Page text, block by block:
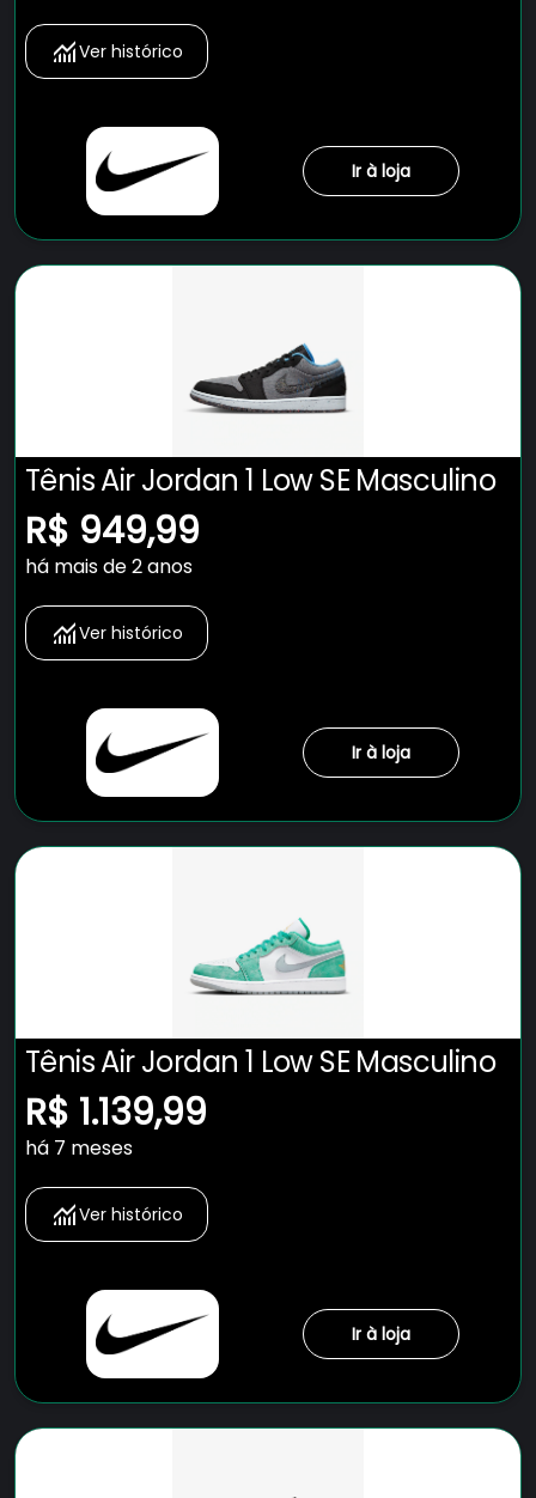
Ver histórico
Ir à loja
Tênis Air Jordan 1 Low SE Masculino
R$ 949,99
há mais de 2 anos
Ver histórico
Ir à loja
Tênis Air Jordan 1 Low SE Masculino
R$ 1.139,99
há 7 meses
Ver histórico
Ir à loja